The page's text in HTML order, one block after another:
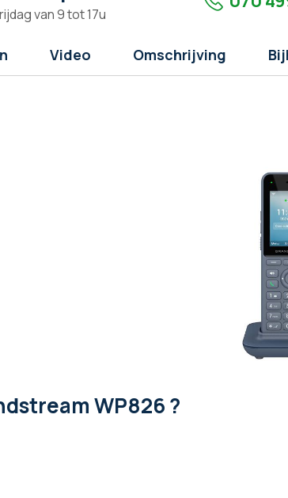
van 9 tot 17u
Video Omschrijving
WP826 ?